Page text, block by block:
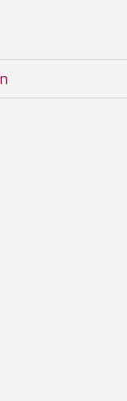
links for